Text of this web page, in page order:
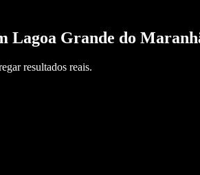
Lagoa Grande do
resultados reais.